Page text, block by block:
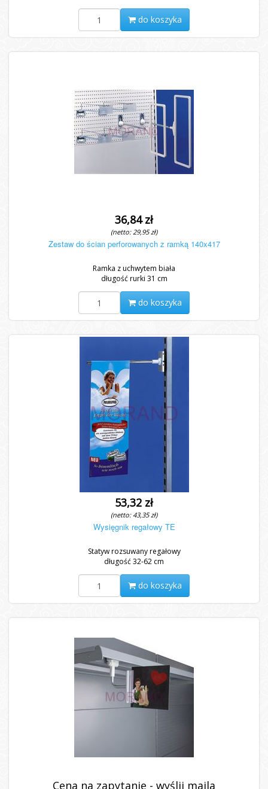
do koszyka
36,84 zł
(netto: 29,95 zł)
Zestaw do ścian perforowanych z ramką 140x417
Ramka z uchwytem biała
długość rurki 31 cm
do koszyka
53,32 zł
(netto: 43,35 zł)
Wysięgnik regałowy TE
Statyw rozsuwany regałowy
długość 32-62 cm
do koszyka
Cena na zapytanie - wyślij maila